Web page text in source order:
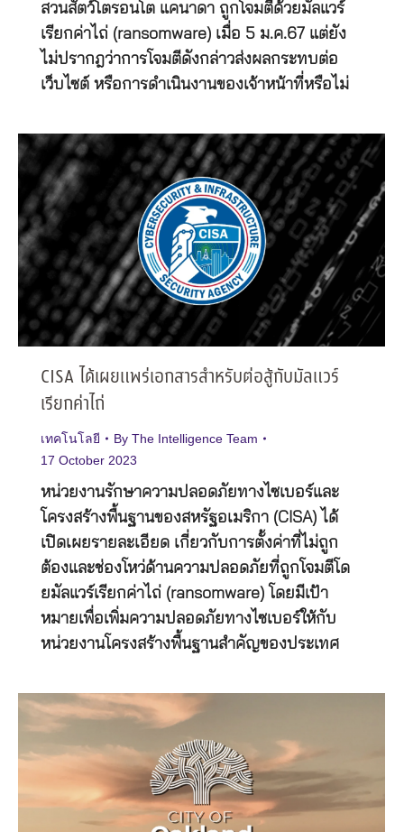
สวนสัตว์โตรอนโต แคนาดา ถูกโจมตีด้วยมัลแวร์
เรียกค่าไถ่ (ransomware) เมื่อ 5 ม.ค.67 แต่ยัง
ไม่ปรากฎว่าการโจมตีดังกล่าวส่งผลกระทบต่อ
เว็บไซต์ หรือการดำเนินงานของเจ้าหน้าที่หรือไม่
CISA ได้เผยแพร่เอกสารสำหรับต่อสู้กับมัลแวร์
เรียกค่าไถ่
เทคโนโลยี By The Intelligence Team
17 October 2023
หน่วยงานรักษาความปลอดภัยทางไซเบอร์และ
โครงสร้างพื้นฐานของสหรัฐอเมริกา (CISA) ได้
เปิดเผยรายละเอียด เกี่ยวกับการตั้งค่าที่ไม่ถูก
ต้องและช่องโหว่ด้านความปลอดภัยที่ถูกโจมตีโด
ยมัลแวร์เรียกค่าไถ่ (ransomware) โดยมีเป้า
หมายเพื่อเพิ่มความปลอดภัยทางไซเบอร์ให้กับ
หน่วยงานโครงสร้างพื้นฐานสำคัญของประเทศ